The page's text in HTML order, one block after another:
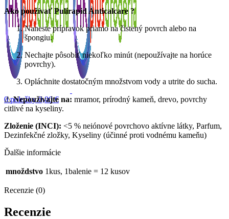
0položky 0,00€
Ako používať Pulirapid Anticalcare ?
Naneste prípravok priamo na čistený povrch alebo na
špongiu.
Nechajte pôsobiť niekoľko minút (nepoužívajte na horúce
povrchy).
Opláchnite dostatočným množstvom vody a utrite do sucha.
⚠Nepoužívajte na: mramor, prírodný kameň, drevo, povrchy
citlivé na kyseliny.
Zloženie (INCI): <5 % neiónové povrchovo aktívne látky, Parfum,
Dezinfekčné zložky, Kyseliny (účinné proti vodnému kameňu)
Ďalšie informácie
množdstvo 1kus, 1balenie = 12 kusov
Recenzie (0)
Recenzie